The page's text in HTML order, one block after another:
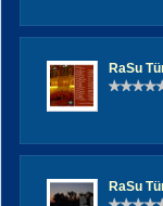
RaSu
RaSu